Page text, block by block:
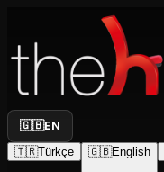
🇬🇧EN
🇹🇷Türkçe 🇬🇧English